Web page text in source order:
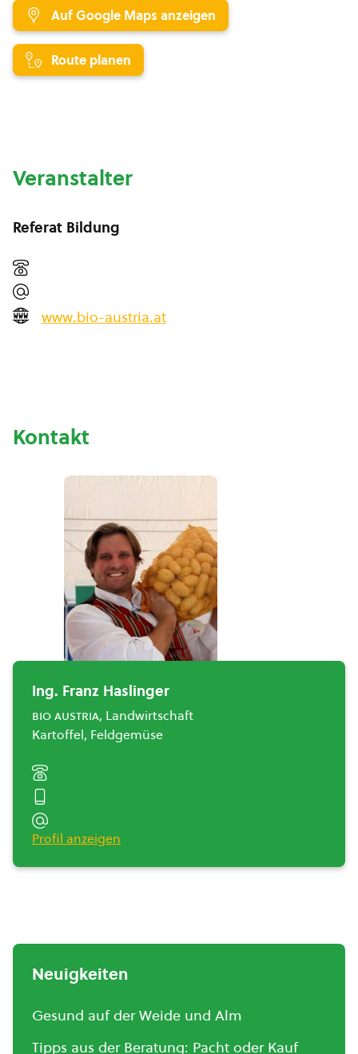
Auf Google Maps anzeigen
Route planen
Veranstalter
Referat Bildung
www.bio-austria.at
Kontakt
Ing. Franz Haslinger
bio austria, Landwirtschaft
Kartoffel, Feldgemüse
Profil anzeigen
Neuigkeiten
Gesund auf der Weide und Alm
Tipps aus der Beratung: Pacht oder Kauf